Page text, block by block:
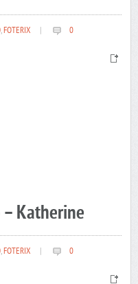
,FOTERIX 0
– Katherine
,FOTERIX 0